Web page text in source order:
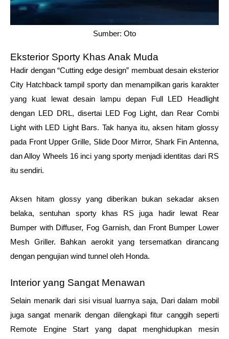
Sumber: Oto
Eksterior Sporty Khas Anak Muda
Hadir dengan “Cutting edge design” membuat desain eksterior
City Hatchback tampil sporty dan menampilkan garis karakter
yang kuat lewat desain lampu depan Full LED Headlight
dengan LED DRL, disertai LED Fog Light, dan Rear Combi
Light with LED Light Bars. Tak hanya itu, aksen hitam glossy
pada Front Upper Grille, Slide Door Mirror, Shark Fin Antenna,
dan Alloy Wheels 16 inci yang sporty menjadi identitas dari RS
itu sendiri.
Aksen hitam glossy yang diberikan bukan sekadar aksen
belaka, sentuhan sporty khas RS juga hadir lewat Rear
Bumper with Diffuser, Fog Garnish, dan Front Bumper Lower
Mesh Griller. Bahkan aerokit yang tersematkan dirancang
dengan pengujian wind tunnel oleh Honda.
Interior yang Sangat Menawan
Selain menarik dari sisi visual luarnya saja, Dari dalam mobil
juga sangat menarik dengan dilengkapi fitur canggih seperti
Remote Engine Start yang dapat menghidupkan mesin